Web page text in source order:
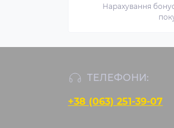
Нарахування
ТЕЛЕФОНИ:
+38 (063) 251-39-07